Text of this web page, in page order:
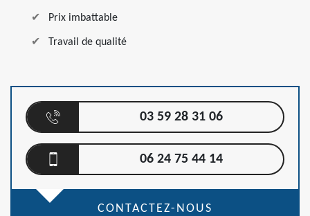
Prix imbattable
Travail de qualité
03 59 28 31 06
06 24 75 44 14
CONTACTEZ-NOUS